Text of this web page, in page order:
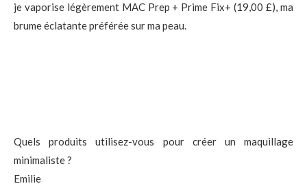
je vaporise légèrement MAC Prep + Prime Fix+ (19,00 £), ma
brume éclatante préférée sur ma peau.
Quels produits utilisez-vous pour créer un maquillage
minimaliste ?
Emilie